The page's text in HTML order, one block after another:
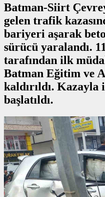
Batman-Siirt
gelen trafik
bariyeri aşarak
sürücü yaralandı.
tarafından ilk
Batman Eğitim ve
kaldırıldı.
başlatıldı.